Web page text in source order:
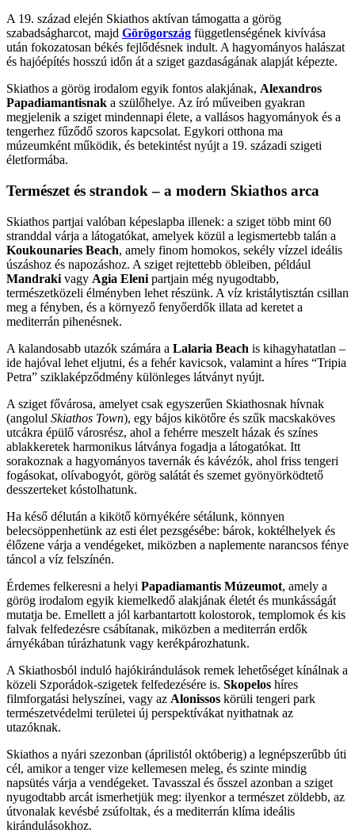
A 19. század elején Skiathos aktívan támogatta a görög
szabadságharcot, majd Görögország függetlenségének kivívása
után fokozatosan békés fejlődésnek indult. A hagyományos halászat
és hajóépítés hosszú időn át a sziget gazdaságának alapját képezte.
Skiathos a görög irodalom egyik fontos alakjának, Alexandros
Papadiamantisnak a szülőhelye. Az író műveiben gyakran
megjelenik a sziget mindennapi élete, a vallásos hagyományok és a
tengerhez fűződő szoros kapcsolat. Egykori otthona ma
múzeumként működik, és betekintést nyújt a 19. századi szigeti
életformába.
Természet és strandok – a modern Skiathos arca
Skiathos partjai valóban képeslapba illenek: a sziget több mint 60
stranddal várja a látogatókat, amelyek közül a legismertebb talán a
Koukounaries Beach, amely finom homokos, sekély vízzel ideális
úszáshoz és napozáshoz. A sziget rejtettebb öbleiben, például
Mandraki vagy Agia Eleni partjain még nyugodtabb,
természetközeli élményben lehet részünk. A víz kristálytisztán csillan
meg a fényben, és a környező fenyőerdők illata ad keretet a
mediterrán pihenésnek.
A kalandosabb utazók számára a Lalaria Beach is kihagyhatatlan –
ide hajóval lehet eljutni, és a fehér kavicsok, valamint a híres “Tripia
Petra” sziklaképződmény különleges látványt nyújt.
A sziget fővárosa, amelyet csak egyszerűen Skiathosnak hívnak
(angolul Skiathos Town), egy bájos kikötőre és szűk macskaköves
utcákra épülő városrész, ahol a fehérre meszelt házak és színes
ablakkeretek harmonikus látványa fogadja a látogatókat. Itt
sorakoznak a hagyományos tavernák és kávézók, ahol friss tengeri
fogásokat, olívabogyót, görög salátát és szemet gyönyörködtető
desszerteket kóstolhatunk.
Ha késő délután a kikötő környékére sétálunk, könnyen
belecsöppenhetünk az esti élet pezsgésébe: bárok, koktélhelyek és
élőzene várja a vendégeket, miközben a naplemente narancsos fénye
táncol a víz felszínén.
Érdemes felkeresni a helyi Papadiamantis Múzeumot, amely a
görög irodalom egyik kiemelkedő alakjának életét és munkásságát
mutatja be. Emellett a jól karbantartott kolostorok, templomok és kis
falvak felfedezésre csábítanak, miközben a mediterrán erdők
árnyékában túrázhatunk vagy kerékpározhatunk.
A Skiathosból induló hajókirándulások remek lehetőséget kínálnak a
közeli Szporádok-szigetek felfedezésére is. Skopelos híres
filmforgatási helyszínei, vagy az Alonissos körüli tengeri park
természetvédelmi területei új perspektívákat nyithatnak az
utazóknak.
Skiathos a nyári szezonban (áprilistól októberig) a legnépszerűbb úti
cél, amikor a tenger vize kellemesen meleg, és szinte mindig
napsütés várja a vendégeket. Tavasszal és ősszel azonban a sziget
nyugodtabb arcát ismerhetjük meg: ilyenkor a természet zöldebb, az
útvonalak kevésbé zsúfoltak, és a mediterrán klíma ideális
kirándulásokhoz.